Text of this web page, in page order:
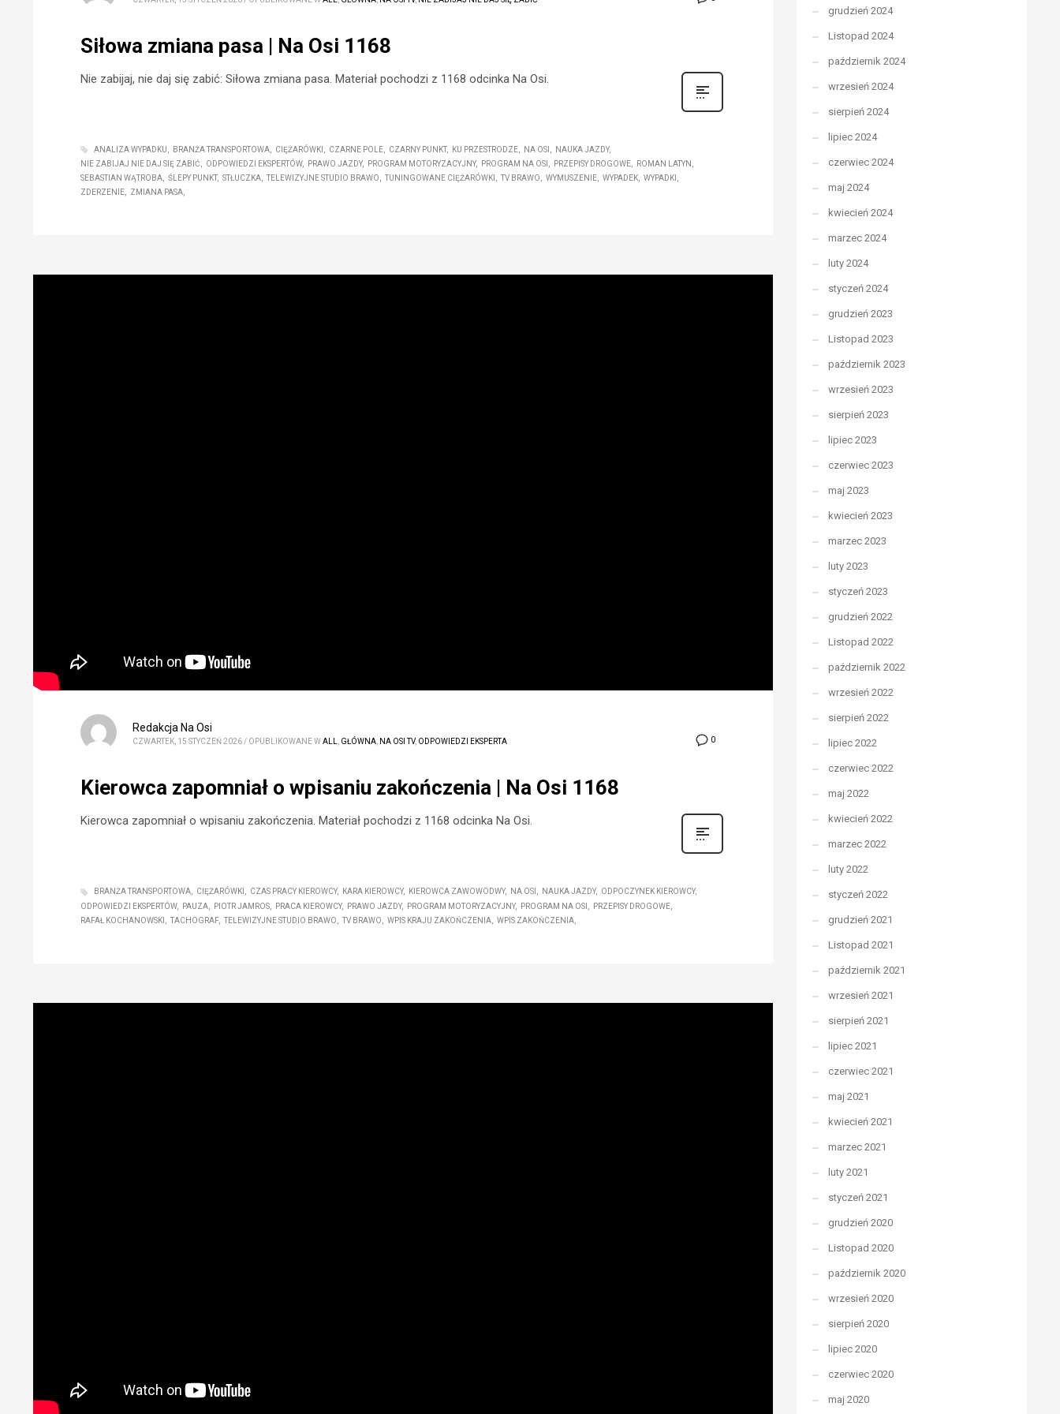
Siłowa zmiana pasa | Na Osi 1168
Nie zabijaj, nie daj się zabić: Siłowa zmiana pasa. Materiał pochodzi z 1168 odcinka Na Osi.
ANALIZA WYPADKU BRANŻA TRANSPORTOWA CIĘŻARÓWKI CZARNE POLE CZARNY PUNKT KU PRZESTRODZE NA OSI
NAUKA JAZDY
NIE ZABIJAJ NIE DAJ SIĘ ZABIĆ
ODPOWIEDZI EKSPERTÓW PRAWO JAZDY PROGRAM MOTORYZACYJNY PROGRAM NA OSI PRZEPISY DROGOWE
ROMAN LATYN
SEBASTIAN WĄTROBA
ŚLEPY PUNKT STŁUCZKA TELEWIZYJNE STUDIO BRAWO TUNINGOWANE CIĘŻARÓWKI TV BRAWO WYMUSZENIE WYPADEK
WYPADKI
ZDERZENIE
ZMIANA PASA
0
Redakcja Na Osi
CZWARTEK, 15 STYCZEŃ 2026/ OPUBLIKOWANE WALL, GŁÓWNA, NA OSI TV, ODPOWIEDZI EKSPERTA
Kierowca zapomniał o wpisaniu zakończenia | Na Osi 1168
Kierowca zapomniał o wpisaniu zakończenia. Materiał pochodzi z 1168 odcinka Na Osi.
BRANŻA TRANSPORTOWA CIĘŻARÓWKI CZAS PRACY KIEROWCY KARA KIEROWCY KIEROWCA ZAWOWODWY NA OSI NAUKA JAZDY
ODPOCZYNEK KIEROWCY
ODPOWIEDZI EKSPERTÓW
PAUZA PIOTR JAMROS PRACA KIEROWCY PRAWO JAZDY PROGRAM MOTORYZACYJNY PROGRAM NA OSI
PRZEPISY DROGOWE
RAFAŁ KOCHANOWSKI
TACHOGRAF TELEWIZYJNE STUDIO BRAWO TV BRAWO WPIS KRAJU ZAKOŃCZENIA WPIS ZAKOŃCZENIA
grudzień 2024
Listopad 2024
październik 2024
wrzesień 2024
sierpień 2024
lipiec 2024
czerwiec 2024
maj 2024
kwiecień 2024
marzec 2024
luty 2024
styczeń 2024
grudzień 2023
Listopad 2023
październik 2023
wrzesień 2023
sierpień 2023
lipiec 2023
czerwiec 2023
maj 2023
kwiecień 2023
marzec 2023
luty 2023
styczeń 2023
grudzień 2022
Listopad 2022
październik 2022
wrzesień 2022
sierpień 2022
lipiec 2022
czerwiec 2022
maj 2022
kwiecień 2022
marzec 2022
luty 2022
styczeń 2022
grudzień 2021
Listopad 2021
październik 2021
wrzesień 2021
sierpień 2021
lipiec 2021
czerwiec 2021
maj 2021
kwiecień 2021
marzec 2021
luty 2021
styczeń 2021
grudzień 2020
Listopad 2020
październik 2020
wrzesień 2020
sierpień 2020
lipiec 2020
czerwiec 2020
maj 2020